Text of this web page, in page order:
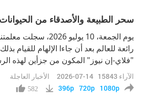
سحر الطبيعة والأصدقاء من الحيوانات
يوم الجمعة، 10
رائعة للعالم بعد أن جاءا الإلهام
"فلاي-إن نيوز" المكون من جزأين لهذه
الحيوانات، ومحبتهم اللامحدود للبشر،
عالمنا.
الأخبار العاجلة 2026-07-14 15843 الآراء
582 396p 720p 1080p